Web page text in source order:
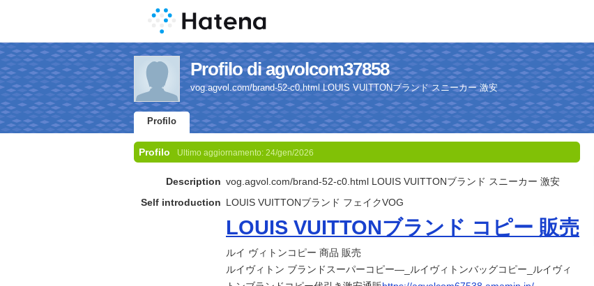
Profilo di agvolcom37858
vog.agvol.com/brand-52-c0.html LOUIS VUITTONブランド スニーカー 激安
Profilo
Profilo Ultimo aggiornamento: 24/gen/2026
Description vog.agvol.com/brand-52-c0.html LOUIS VUITTONブランド スニーカー 激安
Self introduction LOUIS VUITTONブランド フェイクVOG
LOUIS VUITTONブランド コピー 販売
ルイ ヴィトンコピー 商品 販売
ルイヴィトン ブランドスーパーコピー—_ルイヴィトンバッグコピー_ルイヴィ